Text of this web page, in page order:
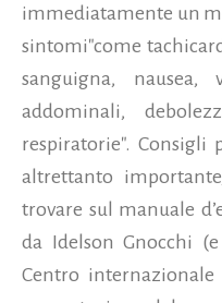
immediatamente un
sintomi"come
sanguigna,
addominali,
respiratorie". Consigli
altrettanto
trovare sul manuale
da Idelson Gnocchi
Centro